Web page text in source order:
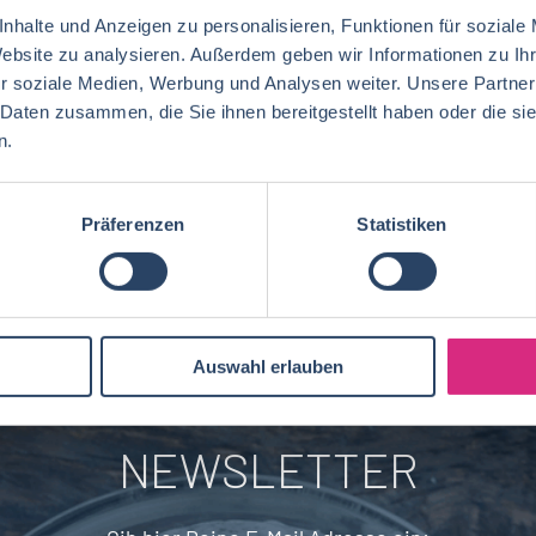
und Anzeigen zu personalisieren, Funktionen für soziale
zu analysieren. Außerdem geben wir Informationen zu
soziale Medien, Werbung und Analysen weiter. Unsere
zusammen, die Sie ihnen bereitgestellt haben oder die
Präferenzen Statistiken
Auswahl erlauben
Lebensmitteltechnologie 92
Ökotrophologie
Lebensmittelmanagement 41
BWL, WiWi 67
Ernährungswissenschaften/
Ökotrophologie
72
Lebensmittelchemie 44
Agrarmanagement 22
Wirtschaftsingenieurwesen 20
Fleischtechnik
Mechatronik 7
Brauwesen 5
Vertrieb 42
Logistik / SCM 7
Finanzen 5
Nachhaltigkeit
Baden-Württemberg 29
Rheinland-Pfalz 10
Berlin 6
Bremen 5
Brandenburg 4
Saarland 2
NEWSLETTER